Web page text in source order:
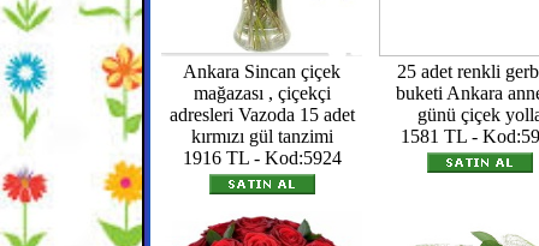
Ankara Sincan çiçek
mağazası , çiçekçi
adresleri Vazoda 15 adet
kırmızı gül tanzimi
1916 TL - Kod:5924
25 adet renkli
buketi Ankara
günü çiçek
1581 TL -